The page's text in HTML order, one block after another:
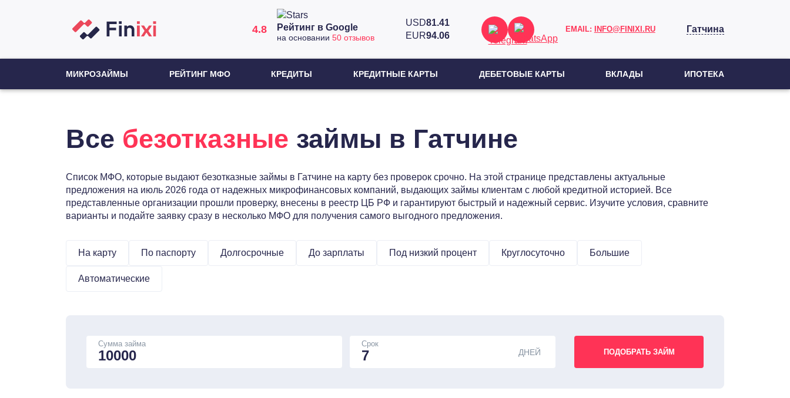
4.8 Рейтинг в Google
на основании50 отзывов
USD81.41
EUR94.06
EMAIL: INFO@FINIXI.RU Гатчина
МИКРОЗАЙМЫ РЕЙТИНГ МФО КРЕДИТЫ КРЕДИТНЫЕ КАРТЫ ДЕБЕТОВЫЕ КАРТЫ ВКЛАДЫ ИПОТЕКА
Все безотказные займы в Гатчине
Список МФО, которые выдают безотказные займы в Гатчине на карту без проверок срочно. На этой странице представлены актуальные
предложения на июль 2026 года от надежных микрофинансовых компаний, выдающих займы клиентам с любой кредитной историей. Все
представленные организации прошли проверку, внесены в реестр ЦБ РФ и гарантируют быстрый и надежный сервис. Изучите условия, сравните
варианты и подайте заявку сразу в несколько МФО для получения самого выгодного предложения.
На карту По паспорту Долгосрочные До зарплаты Под низкий процент Круглосуточно Большие
Автоматические
Сумма займа
Срок
ДНЕЙ